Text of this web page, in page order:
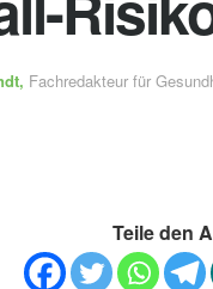
Fachredakteur für
Teile den